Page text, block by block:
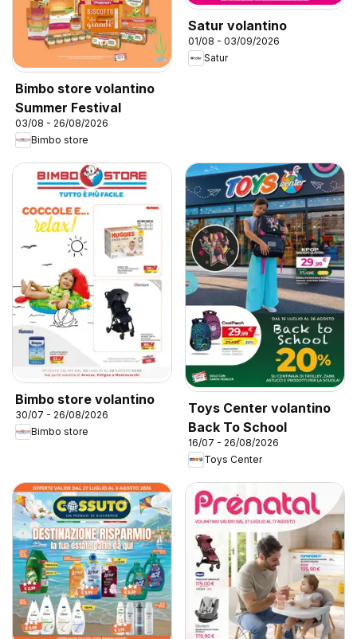
Bimbo store volantino
Summer Festival
03/08 - 26/08/2026
Bimbo store
Satur volantino
01/08 - 03/09/2026
Satur
Bimbo store volantino
30/07 - 26/08/2026
Bimbo store
Toys Center volantino
Back To School
16/07 - 26/08/2026
Toys Center